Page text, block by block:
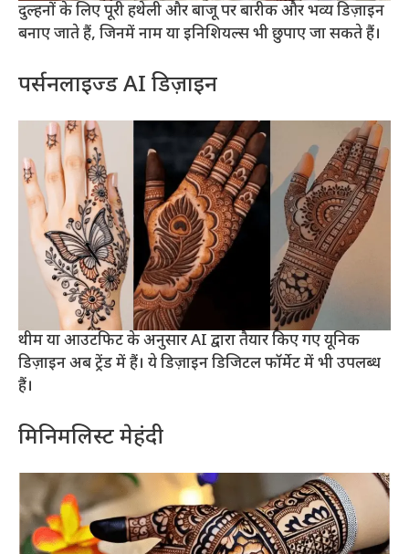
दुल्हनों के लिए पूरी हथेली और बाजू पर बारीक और भव्य डिज़ाइन
बनाए जाते हैं, जिनमें नाम या इनिशियल्स भी छुपाए जा सकते हैं।
पर्सनलाइज्ड AI डिज़ाइन
थीम या आउटफिट के अनुसार AI द्वारा तैयार किए गए यूनिक
डिज़ाइन अब ट्रेंड में हैं। ये डिज़ाइन डिजिटल फॉर्मेट में भी उपलब्ध
हैं।
मिनिमलिस्ट मेहंदी